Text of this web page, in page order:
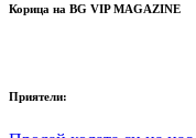
Корица на BG VIP MAGAZINE
Приятели: